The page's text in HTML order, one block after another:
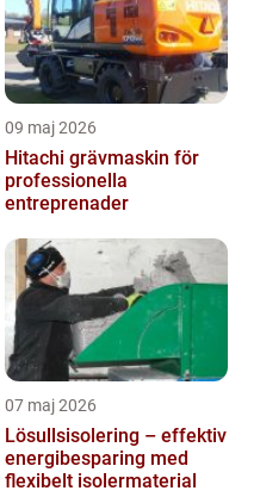
09 maj 2026
Hitachi grävmaskin för
professionella
entreprenader
07 maj 2026
Lösullsisolering – effektiv
energibesparing med
flexibelt isolermaterial